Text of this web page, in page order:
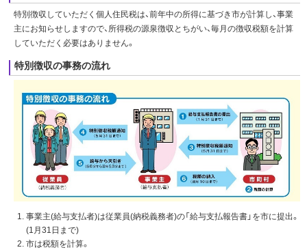
特別徴収していただく個人住民税は、前年中の所得に基づき市が計算し、事業
主にお知らせしますので、所得税の源泉徴収とちがい、毎月の徴収税額を計算
していただく必要はありません。
特別徴収の事務の流れ
事業主(給与支払者)は従業員(納税義務者)の「給与支払報告書」を市に提出。
(1月31日まで)
市は税額を計算。